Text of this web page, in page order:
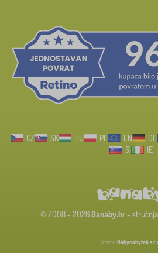
CZ SK HU PL EN DE
SI
IE
© 2008 - 2026 Banaby.hr-
izradio Babynabytek